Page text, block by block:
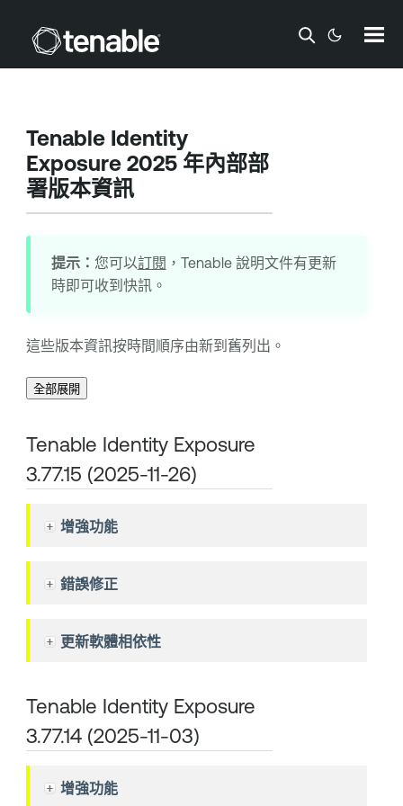
Tenable Identity
Exposure2025 年內部部
署版本資訊
提示： 您可以訂閱 ， Tenable說明文件有更新
時即可收到快訊。
這些版本資訊按時間順序由新到舊列出。
全部展開
Tenable Identity Exposure
3.77.15 (2025-11-26)
增強功能
錯誤修正
更新軟體相依性
Tenable Identity Exposure
3.77.14 (2025-11-03)
增強功能